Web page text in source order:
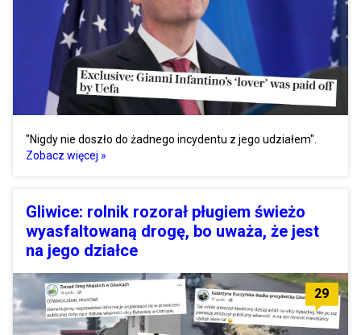
"Nigdy nie doszło do żadnego incydentu z jego udziałem".
Zobacz więcej »
Gliwice: rolnik rozorał pługiem świeżo
wyasfaltowaną drogę, bo uważa, że jest
na jego działce
29